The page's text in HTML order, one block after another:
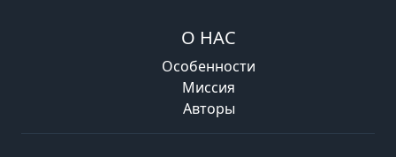
О НАС
Особенности
Миссия
Авторы